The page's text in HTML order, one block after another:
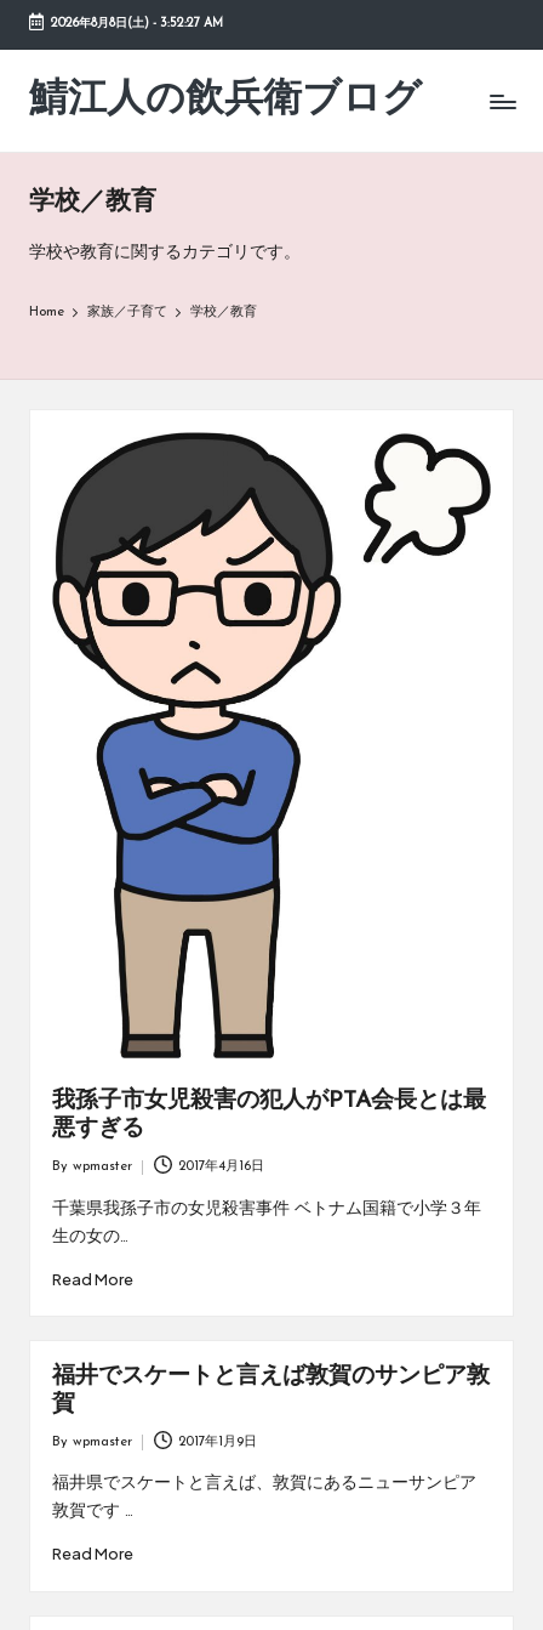
Skip
content
2026年8月8日(土)- 3:52:28 AM
鯖江人の飲兵衛ブログ
日々
の
草
学校／教育
学校や教育に関するカテゴリです。
Home 家族／子育て 学校／教育
我孫子市女児殺害の犯人がPTA会長とは最
悪すぎる
by
By wpmaster 2017年4月16日
千葉県我孫子市の女児殺害事件 ベトナム国籍で小学３年
生の女の…
Read More
福井でスケートと言えば敦賀のサンピア敦
賀
by
By wpmaster 2017年1月9日
福井県でスケートと言えば、敦賀にあるニューサンピア
敦賀です …
Read More